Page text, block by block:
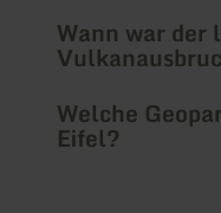
Wann war der
Welche
Eifel?